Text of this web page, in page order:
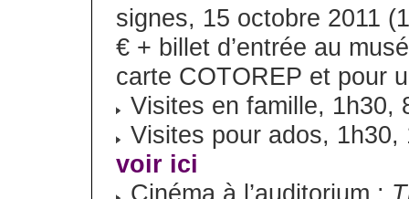
signes, 15 octobre 2011
€ + billet d’entrée au
carte COTOREP et pour
Visites en famille,
Visites pour ados,
voir ici